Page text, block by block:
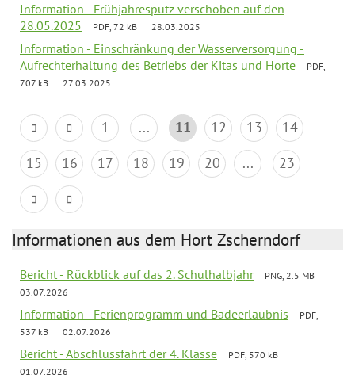
Information - Frühjahresputz verschoben auf den
28.05.2025
PDF, 72 kB 28.03.2025
Information - Einschränkung der Wasserversorgung -
Aufrechterhaltung des Betriebs der Kitas und Horte
PDF,
707 kB
27.03.2025
1 ... 11 12 13
14
15
16 17 18 19 20 ... 23
Informationen aus dem Hort Zscherndorf
Bericht - Rückblick auf das 2. Schulhalbjahr
PNG, 2.5 MB
03.07.2026
Information - Ferienprogramm und Badeerlaubnis
PDF,
537 kB
02.07.2026
Bericht - Abschlussfahrt der 4. Klasse
PDF, 570 kB
01.07.2026